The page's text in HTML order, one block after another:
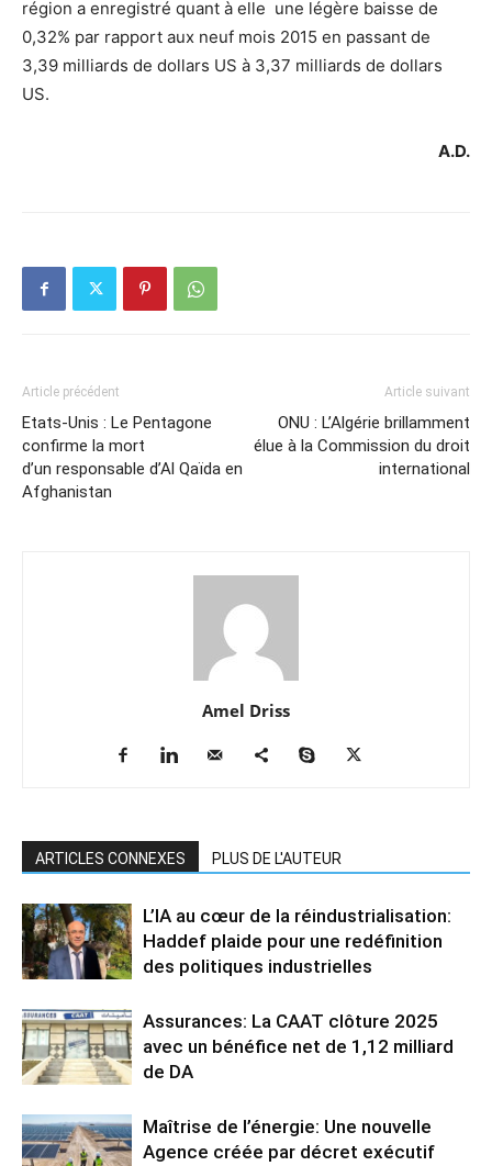
région a enregistré quant à elle une légère baisse de
0,32% par rapport aux neuf mois 2015 en passant de
3,39 milliards de dollars US à 3,37 milliards de dollars
US.
A.D.
Article précédent
Etats-Unis : Le Pentagone
confirme la mort
d’un responsable d’Al Qaïda en
Afghanistan
Article suivant
ONU : L’Algérie brillamment
élue à la Commission du droit
international
Amel Driss
ARTICLES CONNEXES PLUS DE L'AUTEUR
L’IA au cœur de la réindustrialisation:
Haddef plaide pour une redéfinition
des politiques industrielles
Assurances: La CAAT clôture 2025
avec un bénéfice net de 1,12 milliard
de DA
Maîtrise de l’énergie: Une nouvelle
Agence créée par décret exécutif